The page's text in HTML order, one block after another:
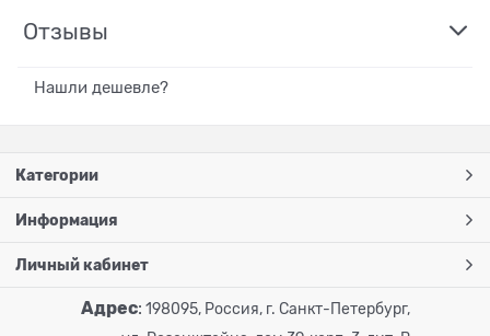
Отзывы
Нашли дешевле?
Категории
Информация
Личный кабинет
Адрес: 198095, Россия, г. Санкт-Петербург,